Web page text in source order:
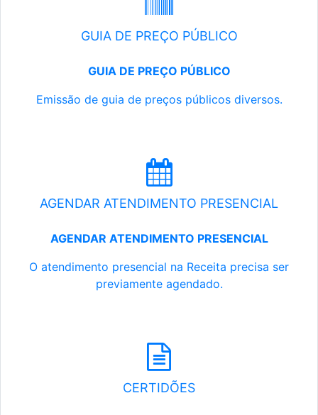
GUIA DE PREÇO PÚBLICO
GUIA DE PREÇO PÚBLICO
Emissão de guia de preços públicos diversos.
AGENDAR ATENDIMENTO PRESENCIAL
AGENDAR ATENDIMENTO PRESENCIAL
O atendimento presencial na Receita precisa ser
previamente agendado.
CERTIDÕES